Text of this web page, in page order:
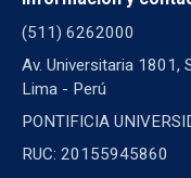
(511) 6262000
Av. Universitaria 1801,
Lima - Perú
PONTIFICIA
RUC: 20155945860